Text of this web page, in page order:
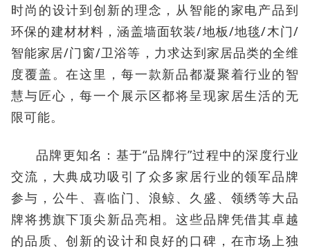
时尚的设计到创新的理念，从智能的家电产品到
环保的建材材料，涵盖墙面软装/地板/地毯/木门/
智能家居/门窗/卫浴等，力求达到家居品类的全维
度覆盖。在这里，每一款新品都凝聚着行业的智
慧与匠心，每一个展示区都将呈现家居生活的无
限可能。
品牌更知名：基于“品牌行”过程中的深度行业
交流，大典成功吸引了众多家居行业的领军品牌
参与，公牛、喜临门、浪鲸、久盛、领绣等大品
牌将携旗下顶尖新品亮相。这些品牌凭借其卓越
的品质、创新的设计和良好的口碑，在市场上独